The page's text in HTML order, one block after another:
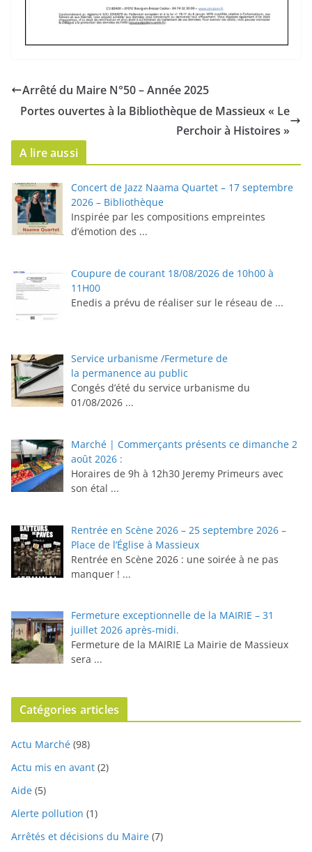
Arrêté du Maire N°50 – Année 2025
Portes ouvertes à la Bibliothèque de Massieux « Le
Perchoir à Histoires »
A lire aussi
Concert de Jazz Naama Quartet – 17 septembre
2026 – Bibliothèque
Inspirée par les compositions empreintes
d’émotion des ...
Coupure de courant 18/08/2026 de 10h00 à
11H00
Enedis a prévu de réaliser sur le réseau de ...
Service urbanisme /Fermeture de
la permanence au public
Congés d’été du service urbanisme du
01/08/2026 ...
Marché | Commerçants présents ce dimanche 2
août 2026 :
Horaires de 9h à 12h30 ⁠Jeremy Primeurs avec
son étal ...
Rentrée en Scène 2026 – 25 septembre 2026 –
Place de l’Église à Massieux
Rentrée en Scène 2026 : une soirée à ne pas
manquer ! ...
Fermeture exceptionnelle de la MAIRIE – 31
juillet 2026 après-midi.
Fermeture de la MAIRIE La Mairie de Massieux
sera ...
Catégories articles
Actu Marché (98)
Actu mis en avant (2)
Aide (5)
Alerte pollution (1)
Arrêtés et décisions du Maire (7)